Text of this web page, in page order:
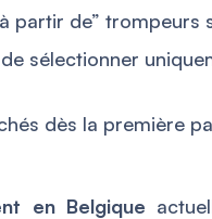
partir de” trompeurs
sélectionner
dès la première
en Belgique